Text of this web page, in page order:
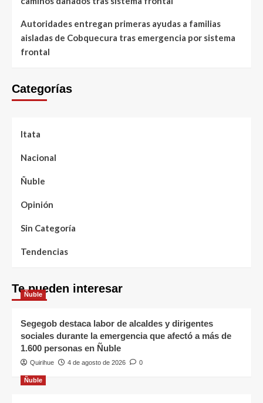
Autoridades entregan primeras ayudas a familias
aisladas de Cobquecura tras emergencia por sistema
frontal
Categorías
Itata
Nacional
Ñuble
Opinión
Sin Categoría
Tendencias
Te pueden interesar
Ñuble
Segegob destaca labor de alcaldes y dirigentes
sociales durante la emergencia que afectó a más de
1.600 personas en Ñuble
Quirihue 4 de agosto de 2026 0
Ñuble